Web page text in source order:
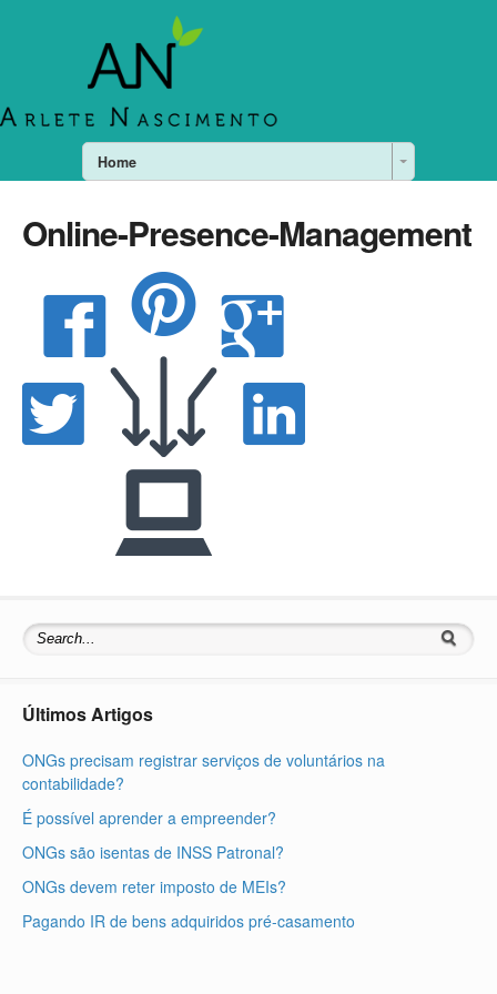
Home
Online-Presence-Management
Últimos Artigos
ONGs precisam registrar serviços de voluntários na
contabilidade?
É possível aprender a empreender?
ONGs são isentas de INSS Patronal?
ONGs devem reter imposto de MEIs?
Pagando IR de bens adquiridos pré-casamento